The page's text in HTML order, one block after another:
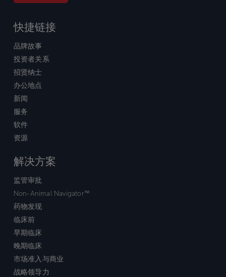
快捷链接
品牌故事
投资者关系
招贤纳士
办公地点
新闻
服务
软件
资源
解决方案
监管审批
Non-Animal Navigator™
药物发现
临床前
早期临床
晚期临床
市场准入与商业
战略领导力